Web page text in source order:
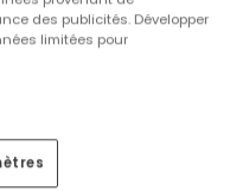
des publicités. Développer
limitées pour